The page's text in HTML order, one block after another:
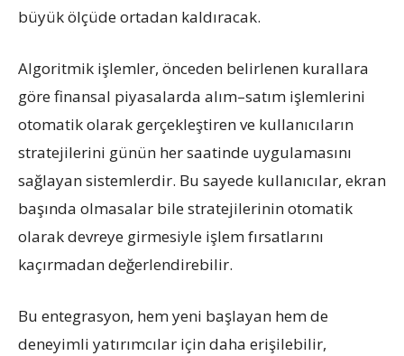
büyük ölçüde ortadan kaldıracak.
Algoritmik işlemler, önceden belirlenen kurallara
göre finansal piyasalarda alım–satım işlemlerini
otomatik olarak gerçekleştiren ve kullanıcıların
stratejilerini günün her saatinde uygulamasını
sağlayan sistemlerdir. Bu sayede kullanıcılar, ekran
başında olmasalar bile stratejilerinin otomatik
olarak devreye girmesiyle işlem fırsatlarını
kaçırmadan değerlendirebilir.
Bu entegrasyon, hem yeni başlayan hem de
deneyimli yatırımcılar için daha erişilebilir,